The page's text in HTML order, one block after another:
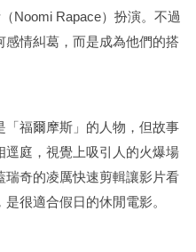
Noomi Rapace）扮演。不過
情糾葛，而是成為他們的搭
福爾摩斯」的人物，但故事
庭，視覺上吸引人的火爆場
奇的凌厲快速剪輯讓影片看
很適合假日的休閒電影。